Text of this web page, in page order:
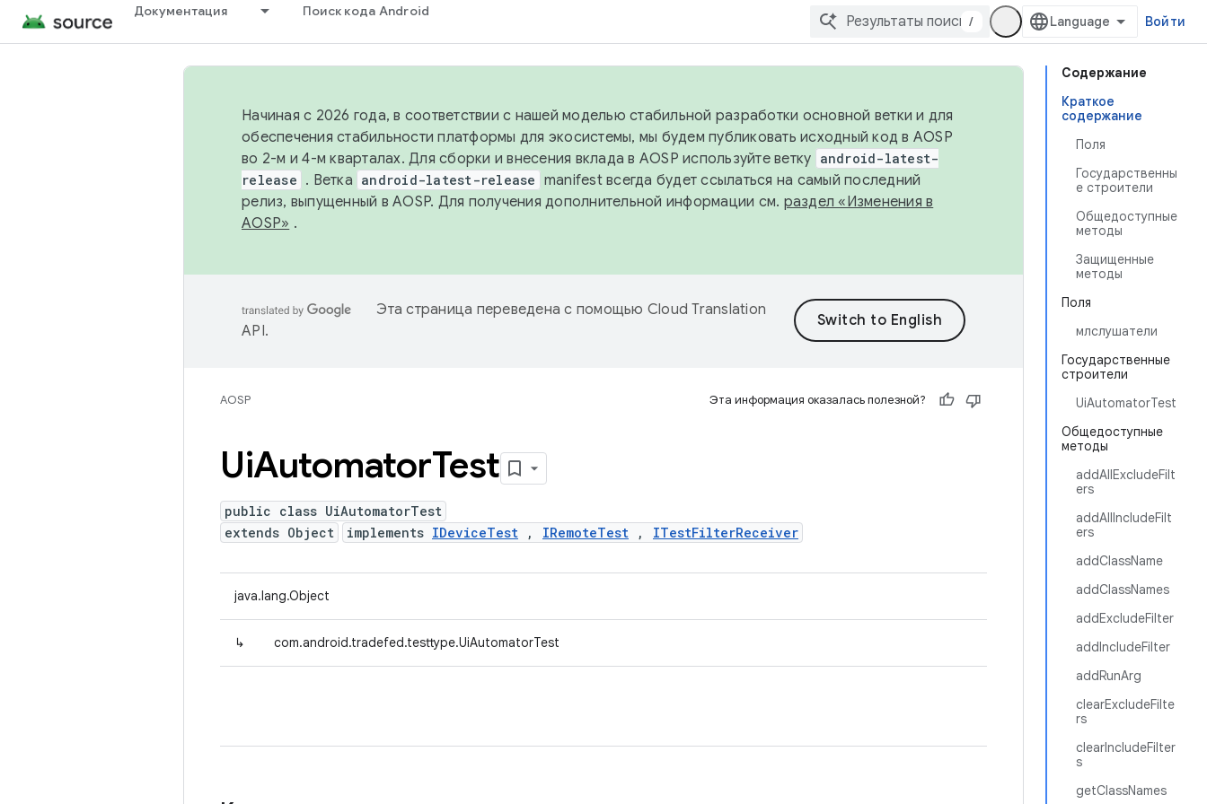
Документация Поиск кода Android
/ Войти
Содержание
Краткое
содержание
Поля
Государственны
е строители
Общедоступные
методы
Защищенные
методы
Поля
млслушатели
Государственные
строители
UiAutomatorTest
Общедоступные
методы
addAllExcludeFilt
ers
addAllIncludeFilt
ers
addClassName
addClassNames
addExcludeFilter
addIncludeFilter
addRunArg
clearExcludeFilte
rs
clearIncludeFilter
s
getClassNames
Начиная с 2026 года, в соответствии с нашей моделью стабильной разработки основной ветки и для
обеспечения стабильности платформы для экосистемы, мы будем публиковать исходный код в AOSP
во 2-м и 4-м кварталах. Для сборки и внесения вклада в AOSP используйте ветку android-latest-
release . Ветка android-latest-release manifest всегда будет ссылаться на самый последний
релиз, выпущенный в AOSP. Для получения дополнительной информации см. раздел «Изменения в
AOSP» .
Эта страница переведена с помощью Cloud Translation
API.
AOSP Эта информация оказалась полезной?
UiAutomatorTest
public class UiAutomatorTest
extends Object
implements IDeviceTest , IRemoteTest , ITestFilterReceiver
java.lang.Object
↳ com.android.tradefed.testtype.UiAutomatorTest